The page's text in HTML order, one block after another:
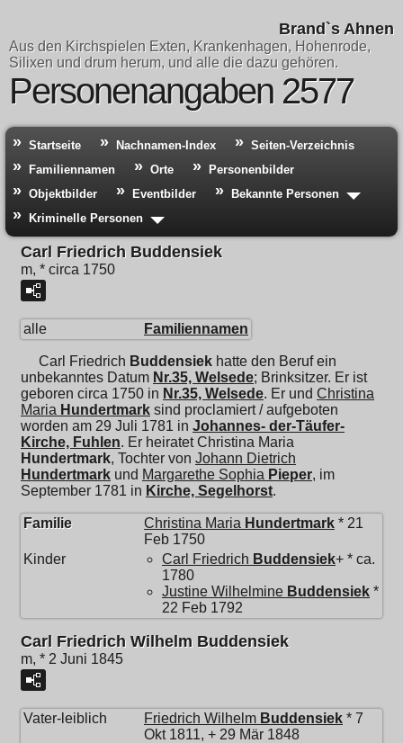
Brand`s Ahnen
Aus den Kirchspielen Exten, Krankenhagen, Hohenrode,
Silixen und drum herum, und alle die dazu gehören.
Personenangaben 2577
Startseite Nachnamen-Index
Seiten-Verzeichnis
Familiennamen
Orte
Personenbilder
Objektbilder
Eventbilder
Bekannte Personen
Kriminelle Personen
Carl Friedrich Buddensiek
m, * circa 1750
alle Familiennamen
Carl Friedrich Buddensiek hatte den Beruf ein
unbekanntes Datum Nr.35, Welsede; Brinksitzer. Er ist
geboren circa 1750 in Nr.35, Welsede. Er und Christina
Maria Hundertmark sind proclamiert / aufgeboten
worden am 29 Juli 1781 in Johannes- der-Täufer-
Kirche, Fuhlen. Er heiratetChristina Maria
Hundertmark, Tochter von Johann Dietrich
Hundertmark und Margarethe Sophia Pieper, im
September 1781 in Kirche, Segelhorst.
Familie Christina Maria Hundertmark * 21
Feb 1750
Kinder
Carl Friedrich Buddensiek+ * ca.
1780
Justine Wilhelmine Buddensiek *
22 Feb 1792
Carl Friedrich Wilhelm Buddensiek
m, * 2 Juni 1845
Vater-leiblich Friedrich Wilhelm Buddensiek * 7
Okt 1811, + 29 Mär 1848